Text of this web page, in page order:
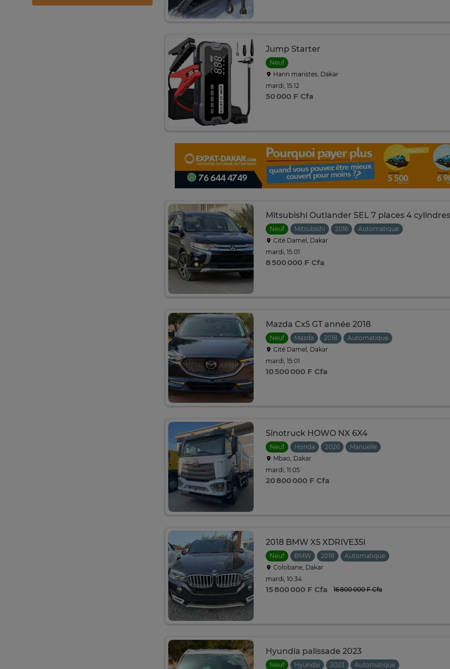
Jump Starter
Neuf
Hann maristes, Dakar
mardi, 15:12
50 000 F Cfa
Mitsubishi Outlander SEL 7 places 4 cylindres
Neuf Mitsubishi 2016
Automatique
Cité Damel, Dakar
mardi, 15:01
8 500 000 F Cfa
Mazda Cx5 GT année 2018
Neuf Mazda 2018
Automatique
Cité Damel, Dakar
mardi, 15:01
10 500 000 F Cfa
Sinotruck HOWO NX 6X4
Neuf Honda 2026
Manuelle
Mbao, Dakar
mardi, 11:05
20 800 000 F Cfa
2018 BMW X5 XDRIVE35I
Neuf BMW 2018
Automatique
Colobane, Dakar
mardi, 10:34
15 800 000 F Cfa 16 800 000 F Cfa
Hyundia palissade 2023
Neuf Hyundai 2023
Automatique